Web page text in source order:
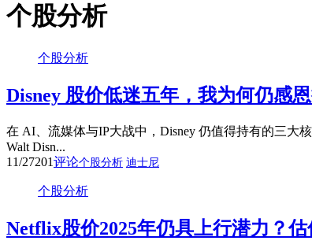
个股分析
个股分析
Disney 股价低迷五年，我为何仍感
在 AI、流媒体与IP大战中，Disney 仍值得持有的三大
Walt Disn...
11/27201评论个股分析 迪士尼
个股分析
Netflix股价2025年仍具上行潜力？